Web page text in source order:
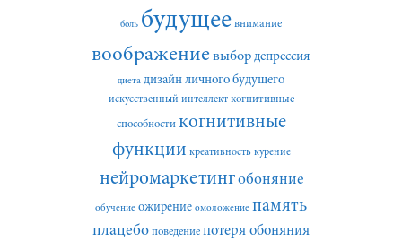
боль будущее внимание
воображение выбор депрессия
диета дизайн личного будущего
искусственный интеллект когнитивные
способности когнитивные
функции креативность курение
нейромаркетингобоняние
обучение ожирение омоложение память
плацебо поведение потеря обоняния